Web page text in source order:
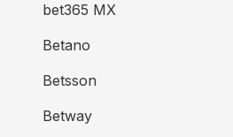
bet365 MX
Betano
Betsson
Betway